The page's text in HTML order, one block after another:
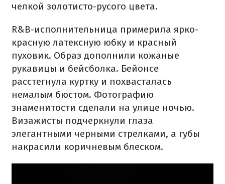
челкой золотисто-русого цвета.
R&B-исполнительница примерила ярко-
красную латексную юбку и красный
пуховик. Образ дополнили кожаные
рукавицы и бейсболка. Бейонсе
расстегнула куртку и похвасталась
немалым бюстом. Фотографию
знаменитости сделали на улице ночью.
Визажисты подчеркнули глаза
элегантными черными стрелками, а губы
накрасили коричневым блеском.